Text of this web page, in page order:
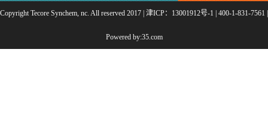
Copyright Tecore Synchem, nc. All reserved 2017 | 津ICP：13001912号-1 | 400-1-831-7561 |
Powered by:35.com